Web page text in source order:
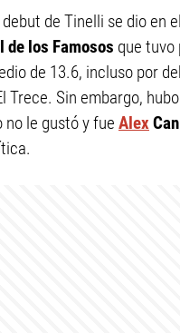
de Tinelli se dio en
de los Famosos que tuvo
de 13.6, incluso por
Trece. Sin embargo,
le gustó y fue Alex